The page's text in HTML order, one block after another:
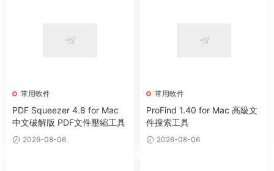
常用軟件
PDF Squeezer 4.8 for Mac
中文破解版 PDF文件壓縮工具
2026-08-06
常用軟件
ProFind 1.40 for Mac 高級文
件搜索工具
2026-08-06